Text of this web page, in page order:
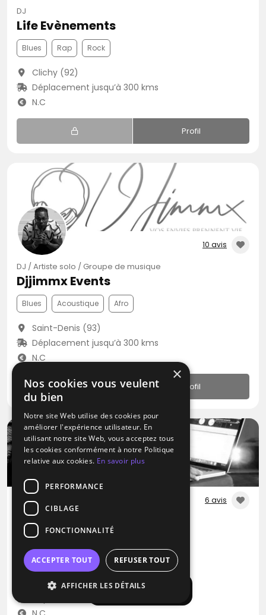
Afficher la carte
DJ
Life Evènements
Blues Rap Rock
Clichy (92)
Déplacement jusqu’à 300 kms
N.C
Profil
10 avis
DJ / Artiste solo / Groupe de musique
Djjimmx Events
Blues Acoustique Afro
Saint-Denis (93)
Déplacement jusqu’à 300 kms
N.C
Profil
6 avis
DJ
Eclectique Deejay
Disco Dance RNB
Issy-les-Moulineaux (92)
×
Nos cookies vous veulent
du bien
Notre site Web utilise des cookies pour
améliorer l'expérience utilisateur. En
utilisant notre site Web, vous acceptez tous
les cookies conformément à notre Politique
relative aux cookies. En savoir plus
PERFORMANCE
CIBLAGE
FONCTIONNALITÉ
ACCEPTER TOUT REFUSER TOUT
AFFICHER LES DÉTAILS